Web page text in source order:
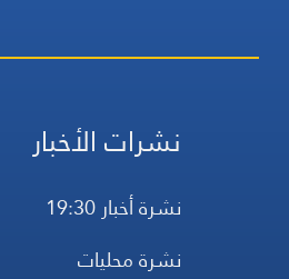
نشرات الأخبار
نشرة أخبار 19:30
نشرة محليات